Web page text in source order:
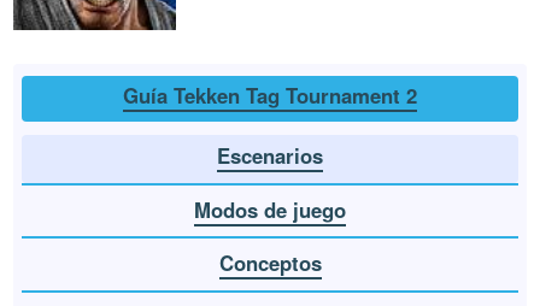
Guía Tekken Tag Tournament 2
Escenarios
Modos de juego
Conceptos